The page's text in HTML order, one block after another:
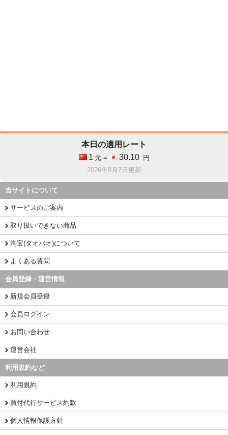
本日の適用レート
1 元 = 30.10
円
2026年8月7日更新
当サイトについて
サービスのご案内
取り扱いできない商品
淘宝(タオバオ)について
よくある質問
会員登録・運営情報
新規会員登録
会員ログイン
お問い合わせ
運営会社
利用規約など
利用規約
買付代行サービス約款
個人情報保護方針